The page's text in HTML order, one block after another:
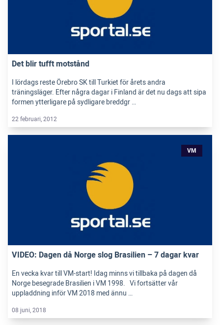
Det blir tufft motstånd
I lördags reste Örebro SK till Turkiet för årets andra
träningsläger. Efter några dagar i Finland är det nu dags att sipa
formen ytterligare på sydligare breddgr …
22 februari, 2012
VM
VIDEO: Dagen då Norge slog Brasilien – 7 dagar kvar
En vecka kvar till VM-start! Idag minns vi tillbaka på dagen då
Norge besegrade Brasilien i VM 1998. Vi fortsätter vår
uppladdning inför VM 2018 med ännu …
08 juni, 2018